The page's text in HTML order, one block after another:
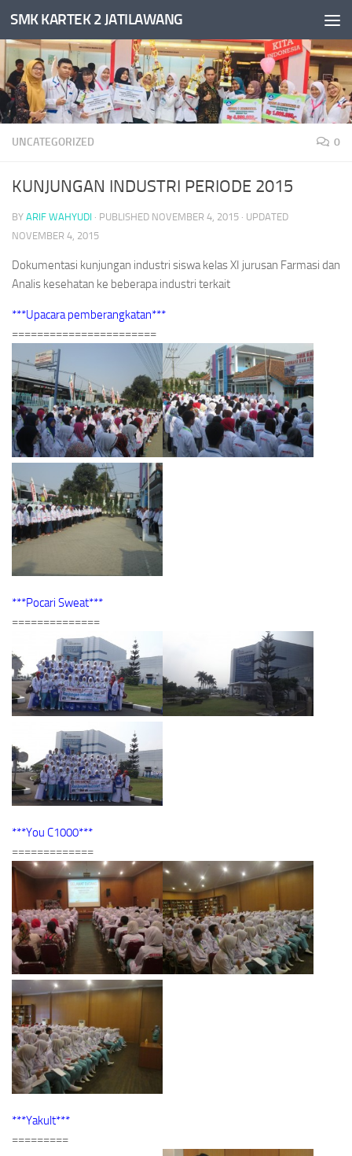
Skip to content
SMK KARTEK 2 JATILAWANG
UNCATEGORIZED 0
KUNJUNGAN INDUSTRI PERIODE 2015
BY ARIF WAHYUDI · PUBLISHED NOVEMBER 4, 2015 · UPDATED
NOVEMBER 4, 2015
Dokumentasi kunjungan industri siswa kelas XI jurusan Farmasi dan
Analis kesehatan ke beberapa industri terkait
***Upacara pemberangkatan***
=======================
***Pocari Sweat***
==============
***You C1000***
=============
***Yakult***
=========